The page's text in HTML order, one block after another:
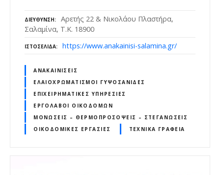
ΔΙΕΎΘΥΝΣΗ
Αρετής 22 & Νικολάου Πλαστήρα,
Σαλαμίνα, Τ.Κ. 18900
ΙΣΤΟΣΕΛΊΔΑ https://www.anakainisi-salamina.gr/
ΑΝΑΚΑΙΝΊΣΕΙΣ
ΕΛΑΙΟΧΡΩΜΑΤΙΣΜΟΊ ΓΥΨΟΣΑΝΊΔΕΣ
ΕΠΙΧΕΙΡΗΜΑΤΙΚΈΣ ΥΠΗΡΕΣΊΕΣ
ΕΡΓΟΛΆΒΟΙ ΟΙΚΟΔΟΜΏΝ
ΜΟΝΏΣΕΙΣ – ΘΕΡΜΟΠΡΟΣΌΨΕΙΣ – ΣΤΕΓΑΝΏΣΕΙΣ
ΟΙΚΟΔΟΜΙΚΈΣ ΕΡΓΑΣΊΕΣ
ΤΕΧΝΙΚΆ ΓΡΑΦΕΊΑ